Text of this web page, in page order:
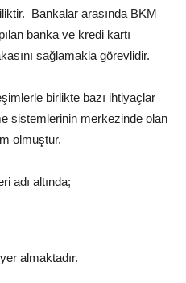
Bankalar arasında BKM
banka ve kredi kartı
sağlamakla görevlidir.
birlikte bazı ihtiyaçlar
sistemlerinin merkezinde olan
olmuştur.
adı altında;
almaktadır.